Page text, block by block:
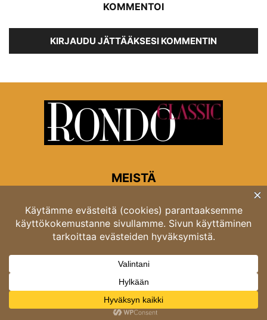
KOMMENTOI
KIRJAUDU JÄTTÄÄKSESI KOMMENTIN
MEISTÄ
Rondon toimitus
Opastinsilta 6A 00520 Helsinki
Asiakaspalvelu: puh. 03 4246 5318
asiakaspalvelu@rondo.fi
Ota meihin yhteyttä:toimitus@rondo.fi
© Classicus Oy 2026 ver 2.4